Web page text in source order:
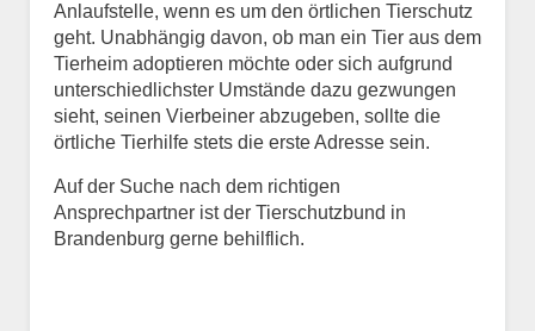
Anlaufstelle, wenn es um den örtlichen Tierschutz
geht. Unabhängig davon, ob man ein Tier aus dem
Tierheim adoptieren möchte oder sich aufgrund
unterschiedlichster Umstände dazu gezwungen
sieht, seinen Vierbeiner abzugeben, sollte die
örtliche Tierhilfe stets die erste Adresse sein.
Auf der Suche nach dem richtigen
Ansprechpartner ist der Tierschutzbund in
Brandenburg gerne behilflich.